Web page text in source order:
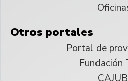
Otros portales
Portal de
Fundación